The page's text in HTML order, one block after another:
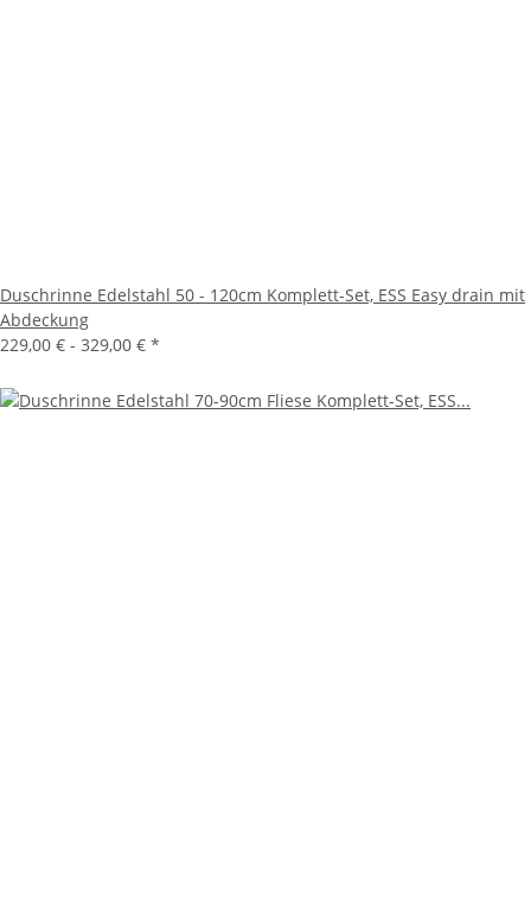
Duschrinne Edelstahl 50 - 120cm Komplett-Set, ESS Easy drain mit
Abdeckung
229,00 € - 329,00 € *